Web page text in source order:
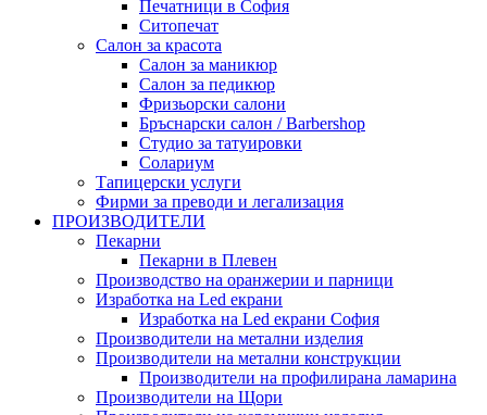
Печатници в София
Ситопечат
Салон за красота
Салон за маникюр
Салон за педикюр
Фризьорски салони
Бръснарски салон / Barbershop
Студио за татуировки
Солариум
Тапицерски услуги
Фирми за преводи и легализация
ПРОИЗВОДИТЕЛИ
Пекарни
Пекарни в Плевен
Производство на оранжерии и парници
Изработка на Led екрани
Изработка на Led екрани София
Производители на метални изделия
Производители на метални конструкции
Производители на профилирана ламарина
Производители на Щори